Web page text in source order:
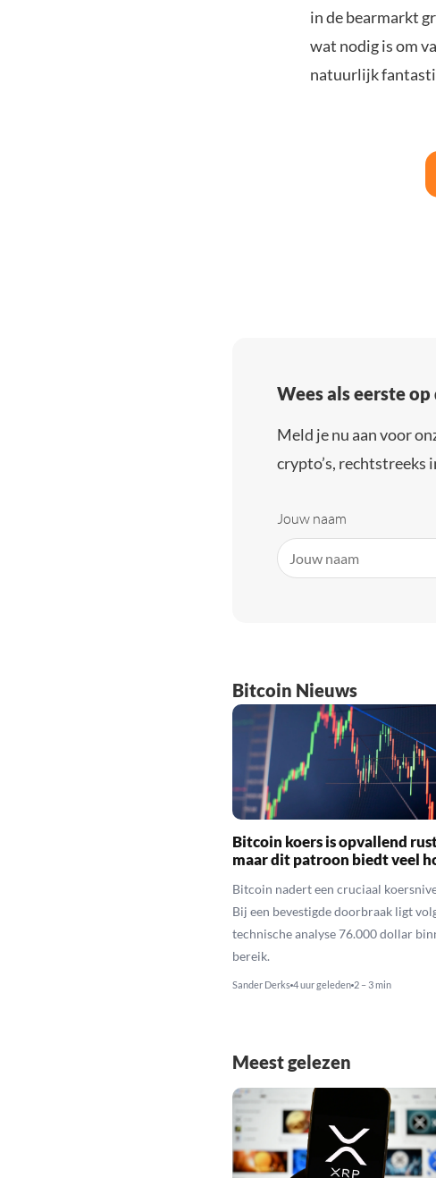
in de bearmarkt
wat nodig is om
natuurlijk
Wees als eerste
Meld je nu aan voor
crypto’s, rechtstreeks
Jouw naam
Bitcoin Nieuws
Bitcoin koers is opvallend
maar dit patroon biedt veel
Bitcoin nadert een cruciaal
Bij een bevestigde doorbraak ligt
technische analyse 76.000 dollar
bereik.
Sander Derks 4 uur geleden 2 – 3 min
Meest gelezen